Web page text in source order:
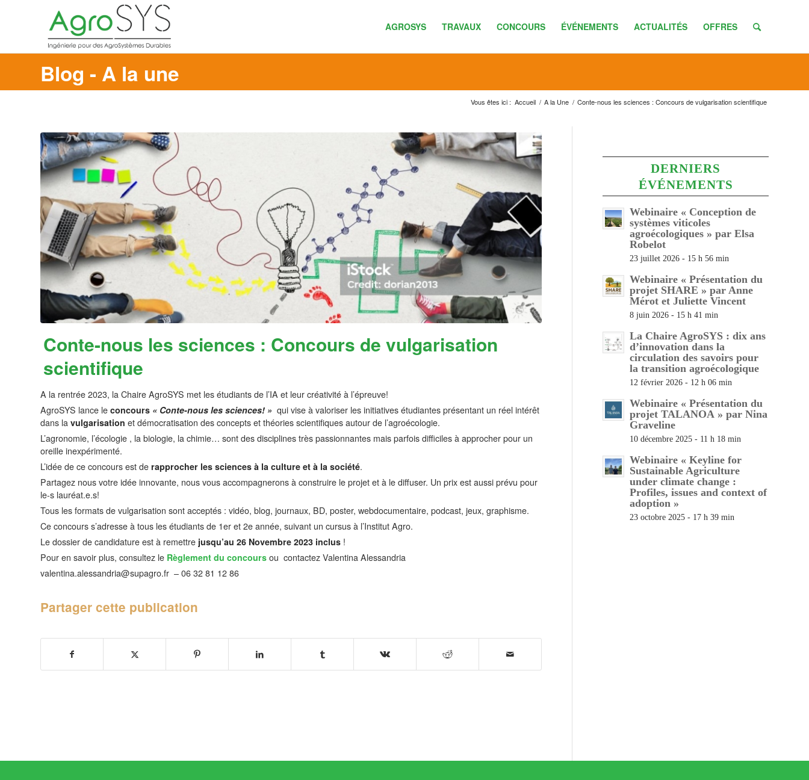
AGROSYS TRAVAUX CONCOURS ÉVÉNEMENTS ACTUALITÉS OFFRES
Blog - A la une
Vous êtes ici : Accueil / A la Une / Conte-nous les sciences : Concours de vulgarisation scientifique
Conte-nous les sciences : Concours de vulgarisation
scientifique
A la rentrée 2023, la Chaire AgroSYS met les étudiants de l’IA et leur créativité à l’épreuve!
AgroSYS lance le concours « Conte-nous les sciences! » qui vise à valoriser les initiatives étudiantes présentant un réel intérêt
dans la vulgarisation et démocratisation des concepts et théories scientifiques autour de l’agroécologie.
L’agronomie, l’écologie , la biologie, la chimie… sont des disciplines très passionnantes mais parfois difficiles à approcher pour un
oreille inexpérimenté.
L’idée de ce concours est de rapprocher les sciences à la culture et à la société.
Partagez nous votre idée innovante, nous vous accompagnerons à construire le projet et à le diffuser. Un prix est aussi prévu pour
le-s lauréat.e.s!
Tous les formats de vulgarisation sont acceptés : vidéo, blog, journaux, BD, poster, webdocumentaire, podcast, jeux, graphisme.
Ce concours s’adresse à tous les étudiants de 1er et 2e année, suivant un cursus à l’Institut Agro.
Le dossier de candidature est à remettre jusqu’au 26 Novembre 2023 inclus !
Pour en savoir plus, consultez le Règlement du concours ou contactez Valentina Alessandria
valentina.alessandria@supagro.fr – 06 32 81 12 86
Partager cette publication
DERNIERS
ÉVÉNEMENTS
Webinaire « Conception de
systèmes viticoles
agroécologiques » par Elsa
Robelot
23 juillet 2026 - 15 h 56 min
Webinaire « Présentation du
projet SHARE » par Anne
Mérot et Juliette Vincent
8 juin 2026 - 15 h 41 min
La Chaire AgroSYS : dix ans
d’innovation dans la
circulation des savoirs pour
la transition agroécologique
12 février 2026 - 12 h 06 min
Webinaire « Présentation du
projet TALANOA » par Nina
Graveline
10 décembre 2025 - 11 h 18 min
Webinaire « Keyline for
Sustainable Agriculture
under climate change :
Profiles, issues and context of
adoption »
23 octobre 2025 - 17 h 39 min